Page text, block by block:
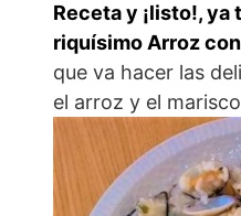
Receta y ¡listo!,
riquísimo Arroz
que va hacer las
el arroz y el